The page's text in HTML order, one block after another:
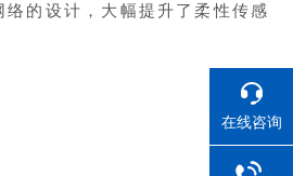
的设计，大幅提升了柔性传感
在线咨询